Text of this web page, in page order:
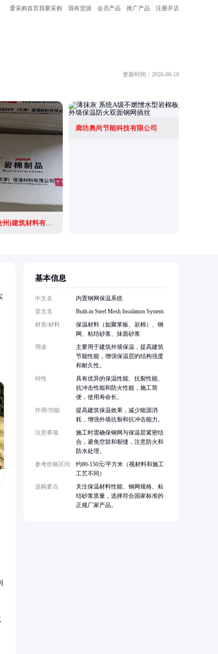
爱采购首页我要采购 我有货源 会员产品 推广产品 注册开店
更新时间：2026-06-10
欧文斯科宁(沧州)建筑材料有限公司
廊坊奥尚节能科技有限公司
基本信息
中文名
内置钢网保温系统
英文名
Built-in Steel Mesh Insulation System
材质/材料
保温材料（如聚苯板、岩棉）、钢
网、粘结砂浆、抹面砂浆
用途
主要用于建筑外墙保温，提高建筑
节能性能，增强保温层的结构强度
和耐久性。
特性
具有优异的保温性能、抗裂性能、
抗冲击性能和防火性能，施工简
便，使用寿命长。
作用/功能
提高建筑保温效果，减少能源消
耗，增强外墙抗裂和抗冲击能力。
注意事项
施工时需确保钢网与保温层紧密结
合，避免空鼓和裂缝，注意防火和
防水处理。
参考价格区间
约80-150元/平方米（视材料和施工
工艺不同）
选购要点
关注保温材料性能、钢网规格、粘
结砂浆质量，选择符合国家标准的
正规厂家产品。